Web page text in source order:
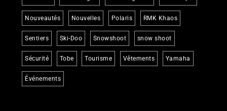
Nouveautés Nouvelles Polaris RMK Khaos
Sentiers Ski-Doo Snowshoot snow shoot
Sécurité Tobe Tourisme Vêtements Yamaha
Événements